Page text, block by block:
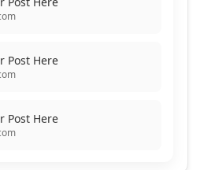
Post Here
Post Here